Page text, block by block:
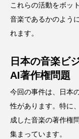
これらの活動をボッ
音楽であるかのよう
れます。
日本の音楽ビ
AI著作権問題
今回の事件は、日本
性があります。特に
成した音楽の著作権
集まっています。